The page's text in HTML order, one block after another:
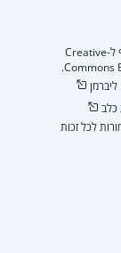
התוכן מוגש בכפוף ל-Creative
Commons
כלב
לכל זכות